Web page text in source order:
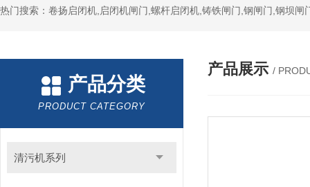
热门搜索：卷扬启闭机,启闭机闸门,螺杆启闭机,铸铁闸门,钢闸门,钢坝
产品分类
PRODUCT CATEGORY
清污机系列
产品展示 /